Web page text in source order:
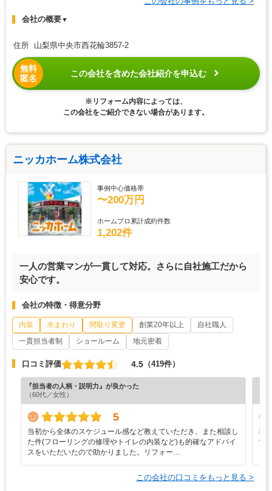
会社の概要▼
住所 山梨県中央市西花輪3857-2
無料
匿名
この会社を含めた会社紹介を申込む
※リフォーム内容によっては、
この会社をご紹介できない場合があります。
ニッカホーム株式会社
事例中心価格帯
〜200万円
ホームプロ累計成約件数
1,202件
一人の営業マンが一貫して対応。さらに自社施工だから
安心です。
会社の特徴・得意分野
内装 水まわり 間取り変更 創業20年以上
自社職人
一貫担当者制
ショールーム 地元密着
口コミ評価 4.5 （419件）
『担当者の人柄・説明力』が良かった
（60代／女性）
5
当初から全体のスケジュール感など教えていただき、また相談し
た件(フローリングの修理やトイレの内装など)も的確なアドバイ
スをいただいたので助かりました。リフォー…
非
て
この会社の口コミをもっと見る >